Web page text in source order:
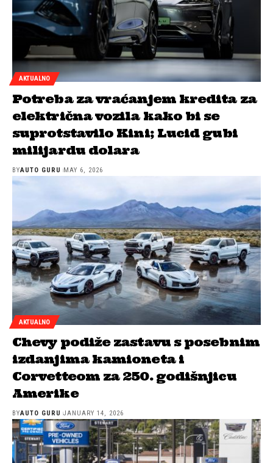
AKTUALNO
Potreba za vraćanjem kredita za
električna vozila kako bi se
suprotstavilo Kini; Lucid gubi
milijardu dolara
BYAUTO GURU MAY 6, 2026
AKTUALNO
Chevy podiže zastavu s posebnim
izdanjima kamioneta i
Corvetteom za 250. godišnjicu
Amerike
BYAUTO GURU JANUARY 14, 2026